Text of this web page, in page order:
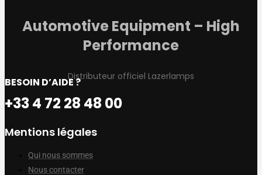
Automotive Equipment – High
Performance
Distributeur officiel Lazerlamps
BESOIN D’AIDE ?
+33 4 72 28 48 00
Mentions légales
Qui nous sommes
Nous contacter